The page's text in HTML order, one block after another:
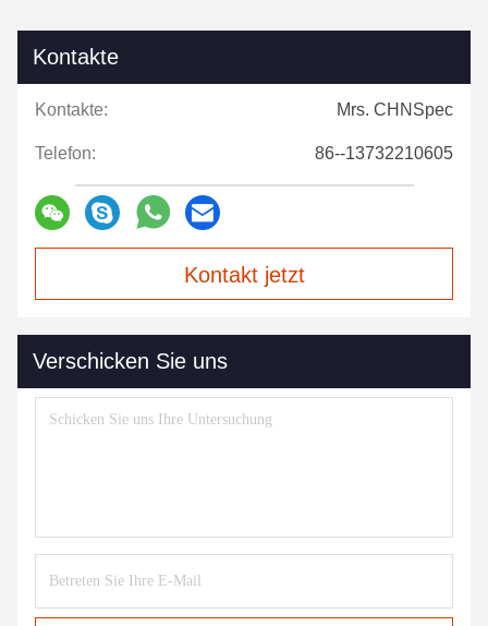
Kontakte
Kontakte: Mrs. CHNSpec
Telefon: 86--13732210605
Kontakt jetzt
Verschicken Sie uns